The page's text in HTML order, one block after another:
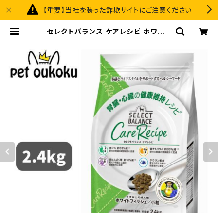
【重要】当社を装った詐欺サイトにご注意ください
セレクトバランス ケアレシピ ホワイト
グフード 4541851004336 | pet
oukoku premium